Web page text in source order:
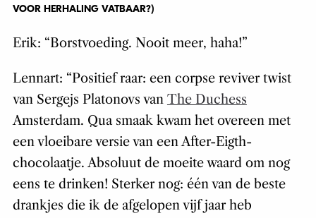
VOOR HERHALING VATBAAR?)
Erik: “Borstvoeding. Nooit meer, haha!”
Lennart: “Positief raar: een corpse reviver twist
van Sergejs Platonovs van The Duchess
Amsterdam. Qua smaak kwam het overeen met
een vloeibare versie van een After-Eigth-
chocolaatje. Absoluut de moeite waard om nog
eens te drinken! Sterker nog: één van de beste
drankjes die ik de afgelopen vijf jaar heb